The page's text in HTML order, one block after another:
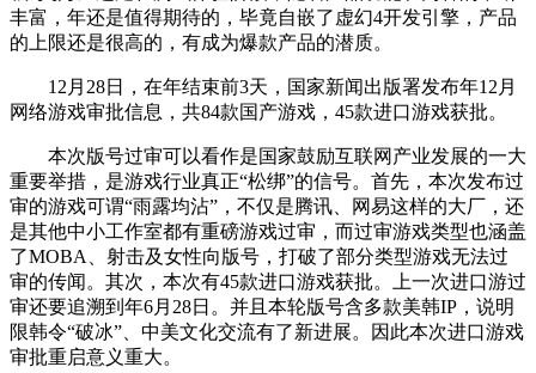
丰富，年还是值得期待的，毕竟自嵌了虚幻4开发引擎，产品
的上限还是很高的，有成为爆款产品的潜质。
12月28日，在年结束前3天，国家新闻出版署发布年12月
网络游戏审批信息，共84款国产游戏，45款进口游戏获批。
本次版号过审可以看作是国家鼓励互联网产业发展的一大
重要举措，是游戏行业真正“松绑”的信号。首先，本次发布过
审的游戏可谓“雨露均沾”，不仅是腾讯、网易这样的大厂，还
是其他中小工作室都有重磅游戏过审，而过审游戏类型也涵盖
了MOBA、射击及女性向版号，打破了部分类型游戏无法过
审的传闻。其次，本次有45款进口游戏获批。上一次进口游过
审还要追溯到年6月28日。并且本轮版号含多款美韩IP，说明
限韩令“破冰”、中美文化交流有了新进展。因此本次进口游戏
审批重启意义重大。